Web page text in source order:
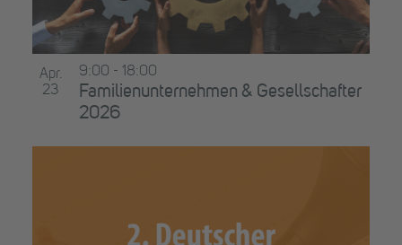
Apr.
23
Familienunternehmen & Gesellschafter
2026
9:00 - 18:00